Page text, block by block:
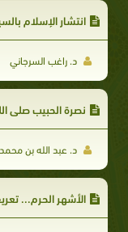
انتشار الإسلام
د. راغب السرجاني
نصرة الحبيب صلى
د. عبد الله بن محمد
الأشهر الحرم...